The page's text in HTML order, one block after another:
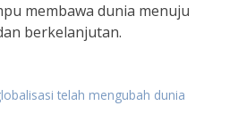
membawa dunia menuju
berkelanjutan.
telah mengubah dunia